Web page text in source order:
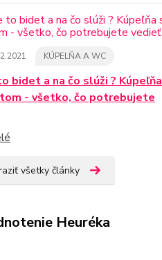
KÚPELŇA A WC
bidet a na čo slúži ? Kúpeľňa
- všetko, čo potrebujete
všetky články
Heuréka